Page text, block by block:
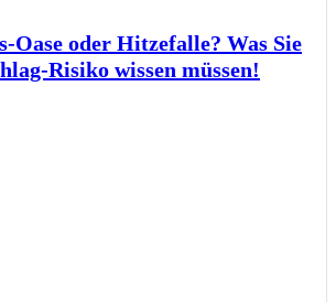
Oase oder Hitzefalle? Was Sie
Risiko wissen müssen!